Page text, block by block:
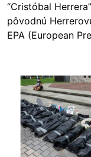
“Cristóbal
pôvodnú
EPA (European
Image